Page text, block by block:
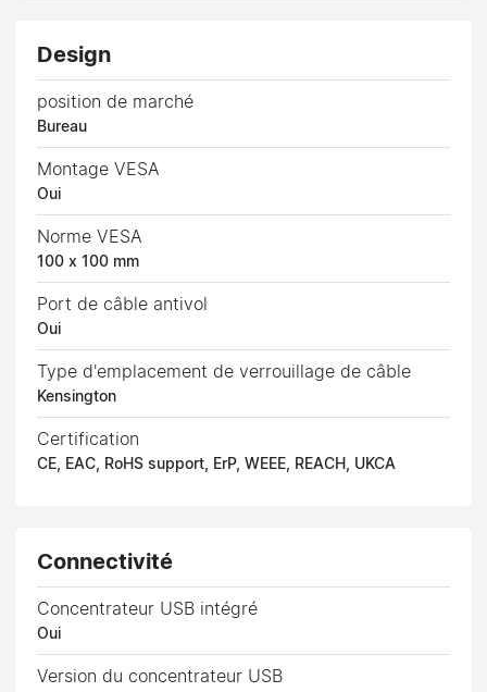
Design
position de marché
Bureau
Montage VESA
Oui
Norme VESA
100 x 100 mm
Port de câble antivol
Oui
Type d'emplacement de verrouillage de câble
Kensington
Certification
CE, EAC, RoHS support, ErP, WEEE, REACH, UKCA
Connectivité
Concentrateur USB intégré
Oui
Version du concentrateur USB